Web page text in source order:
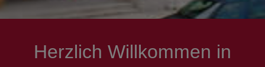
Senioren
Verkehr & Mobilität
Herzlich Willkommen in